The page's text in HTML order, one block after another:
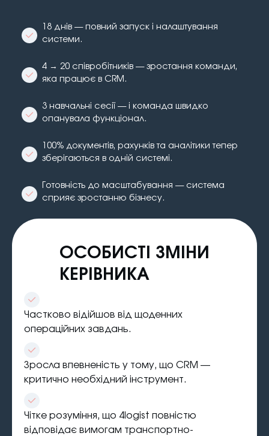
18 днів — повний запуск і налаштування
системи.
4 → 20 співробітників — зростання команди,
яка працює в CRM.
3 навчальні сесії — і команда швидко
опанувала функціонал.
100% документів, рахунків та аналітики тепер
зберігаються в одній системі.
Готовність до масштабування — система
сприяє зростанню бізнесу.
ОСОБИСТІ ЗМІНИ
КЕРІВНИКА
Частково відійшов від щоденних
операційних завдань.
Зросла впевненість у тому, що CRM —
критично необхідний інструмент.
Чітке розуміння, що 4logist повністю
відповідає вимогам транспортно-